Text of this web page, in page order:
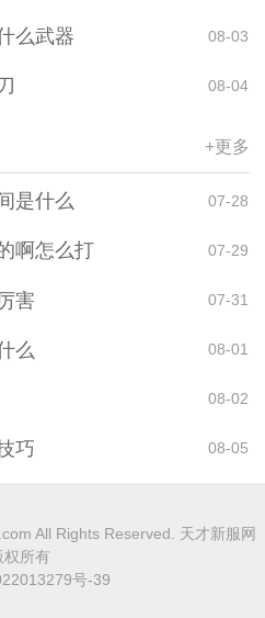
么武器 08-03
08-04
+更多
是什么 07-28
啊怎么打 07-29
害 07-31
么 08-01
08-02
巧 08-05
All Rights Reserved. 天才新服网
权所有
号-39